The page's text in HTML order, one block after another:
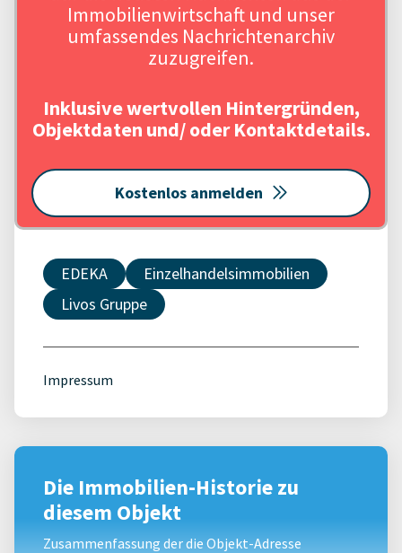
Immobilienwirtschaft und unser
umfassendes Nachrichtenarchiv
zuzugreifen.
Inklusive wertvollen Hintergründen,
Objektdaten und/ oder Kontaktdetails.
Kostenlos anmelden
EDEKA
Einzelhandelsimmobilien
Livos Gruppe
Impressum
Die Immobilien-Historie zu
diesem Objekt
Zusammenfassung der die Objekt-Adresse